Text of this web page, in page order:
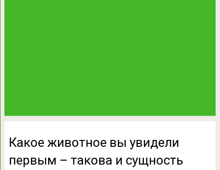
Какое животное вы увидели
первым – такова и сущность